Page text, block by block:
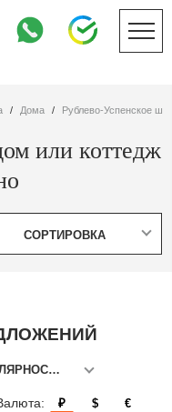
дома Рублево-Успенское
или коттедж
СОРТИРОВКА
ПО ПОПУЛЯРНОСТИ
₽ $ €